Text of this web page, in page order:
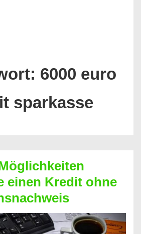
6000 euro
sparkasse
einen Kredit ohne